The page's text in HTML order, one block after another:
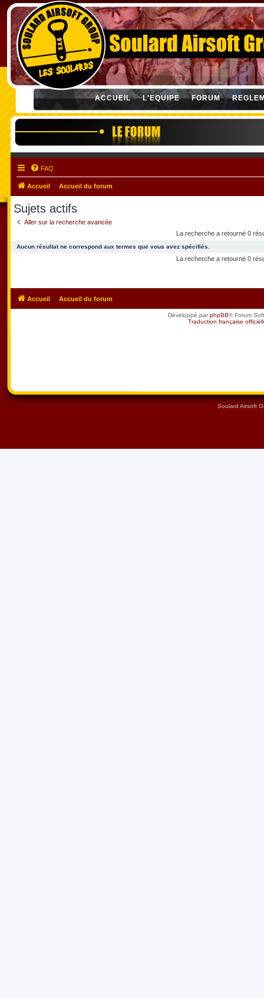
ACCUEIL L'EQUIPE FORUM
FAQ
Accueil Accueil du forum
Sujets actifs
Aller sur la recherche avancée
La recherche a retourné 0
Aucun résultat ne correspond aux termes que vous avez spécifiés.
La recherche a retourné 0
Accueil Accueil du forum
Développé parphpBB® Forum
Traduction française
Soulard Airsoft